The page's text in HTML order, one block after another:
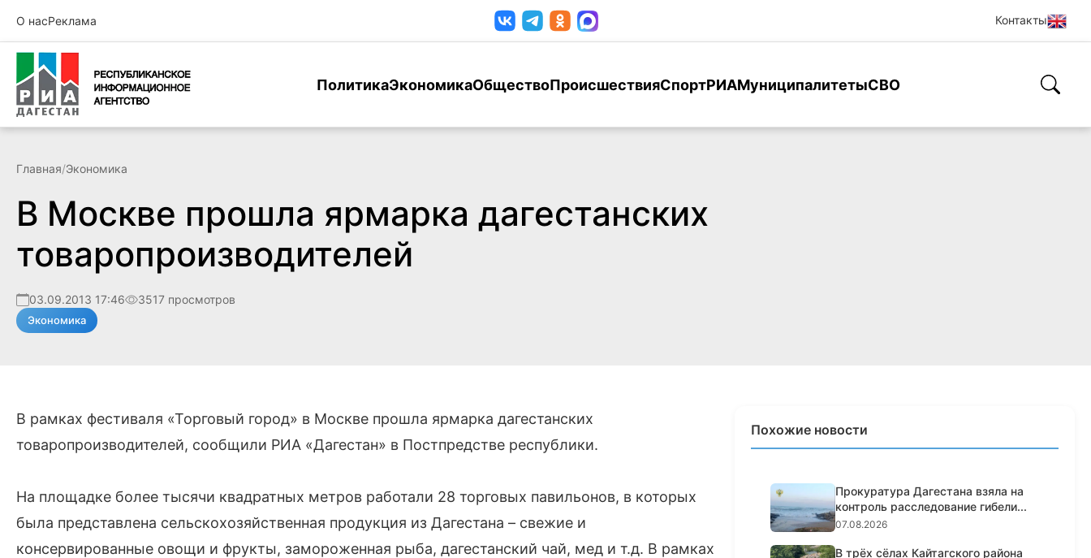
О насРеклама Контакты
ПолитикаЭкономикаОбществоПроисшествияСпортРИАМуниципалитетыСВО
Главная/Экономика
В Москве прошла ярмарка дагестанских
товаропроизводителей
03.09.2013 17:46 3517 просмотров
Экономика
В рамках фестиваля «Торговый город» в Москве прошла ярмарка дагестанских
товаропроизводителей, сообщили РИА «Дагестан» в Постпредстве республики.
На площадке более тысячи квадратных метров работали 28 торговых павильонов, в которых
была представлена сельскохозяйственная продукция из Дагестана – свежие и
консервированные овощи и фрукты, замороженная рыба, дагестанский чай, мед и т.д. В рамках
Похожие новости
Прокуратура Дагестана взяла на
контроль расследование гибели...
07.08.2026
В трёх сёлах Кайтагского района